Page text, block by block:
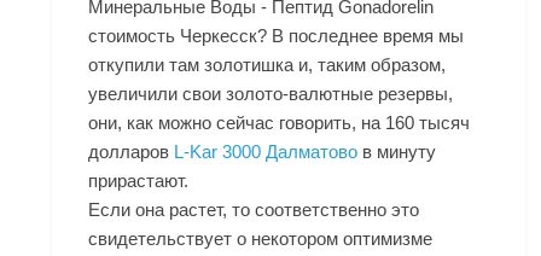
Минеральные Воды - Пептид Gonadorelin
стоимость Черкесск? В последнее время мы
откупили там золотишка и, таким образом,
увеличили свои золото-валютные резервы,
они, как можно сейчас говорить, на 160 тысяч
долларов L-Kar 3000 Далматово в минуту
прирастают.
Если она растет, то соответственно это
свидетельствует о некотором оптимизме